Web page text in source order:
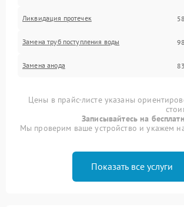
Ликвидация протечек
Замена труб поступления воды
Замена анода
Цены в прайс-листе указаны
Записывайтесь на
Мы проверим ваше устройство и укажем
Показать все услуги